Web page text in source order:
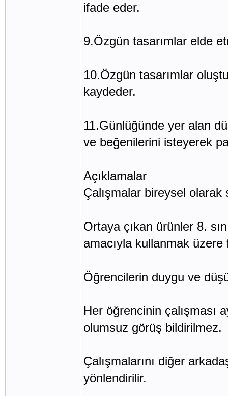
ifade eder.
9.Özgün tasarımlar elde
10.Özgün tasarımlar
kaydeder.
11.Günlüğünde yer alan
ve beğenilerini isteyerek
Açıklamalar
Çalışmalar bireysel olarak
Ortaya çıkan ürünler 8.
amacıyla kullanmak üzere
Öğrencilerin duygu ve
Her öğrencinin çalışması
olumsuz görüş bildirilmez.
Çalışmalarını diğer
yönlendirilir.